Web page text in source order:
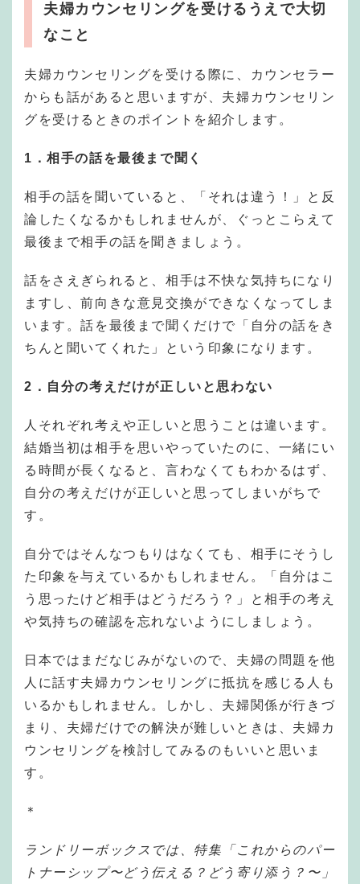
夫婦カウンセリングを受けるうえで大切
なこと
夫婦カウンセリングを受ける際に、カウンセラー
からも話があると思いますが、夫婦カウンセリン
グを受けるときのポイントを紹介します。
1．相手の話を最後まで聞く
相手の話を聞いていると、「それは違う！」と反
論したくなるかもしれませんが、ぐっとこらえて
最後まで相手の話を聞きましょう。
話をさえぎられると、相手は不快な気持ちになり
ますし、前向きな意見交換ができなくなってしま
います。話を最後まで聞くだけで「自分の話をき
ちんと聞いてくれた」という印象になります。
2．自分の考えだけが正しいと思わない
人それぞれ考えや正しいと思うことは違います。
結婚当初は相手を思いやっていたのに、一緒にい
る時間が長くなると、言わなくてもわかるはず、
自分の考えだけが正しいと思ってしまいがちで
す。
自分ではそんなつもりはなくても、相手にそうし
た印象を与えているかもしれません。「自分はこ
う思ったけど相手はどうだろう？」と相手の考え
や気持ちの確認を忘れないようにしましょう。
日本ではまだなじみがないので、夫婦の問題を他
人に話す夫婦カウンセリングに抵抗を感じる人も
いるかもしれません。しかし、夫婦関係が行きづ
まり、夫婦だけでの解決が難しいときは、夫婦カ
ウンセリングを検討してみるのもいいと思いま
す。
＊
ランドリーボックスでは、特集「これからのパー
トナーシップ〜どう伝える？どう寄り添う？〜」